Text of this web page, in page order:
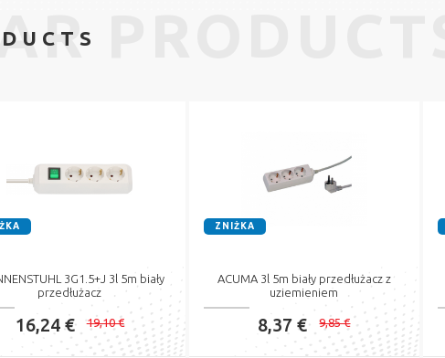
PRODUCTS
3G1.5+J 3l 5m biały
przedłużacz
16,24 € 19,10 €
ZNIŻKA
ACUMA 3l 5m biały przedłużacz z
uziemieniem
8,37 € 9,85 €